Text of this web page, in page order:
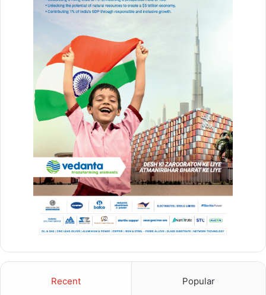
Recent Popular